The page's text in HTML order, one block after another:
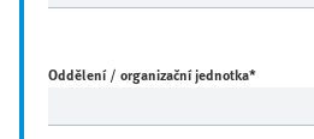
Oddělení / organizační jednotka*